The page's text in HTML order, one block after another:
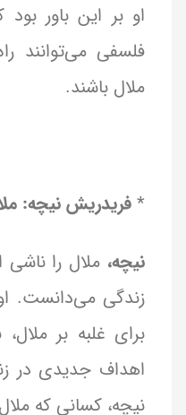
او بر این باور
فلسفی می‌توانند
ملال باشند.
*فریدریش نیچه:
نیچه، ملال را
زندگی می‌دانست.
برای غلبه بر
اهداف جدیدی در
نیچه، کسانی که